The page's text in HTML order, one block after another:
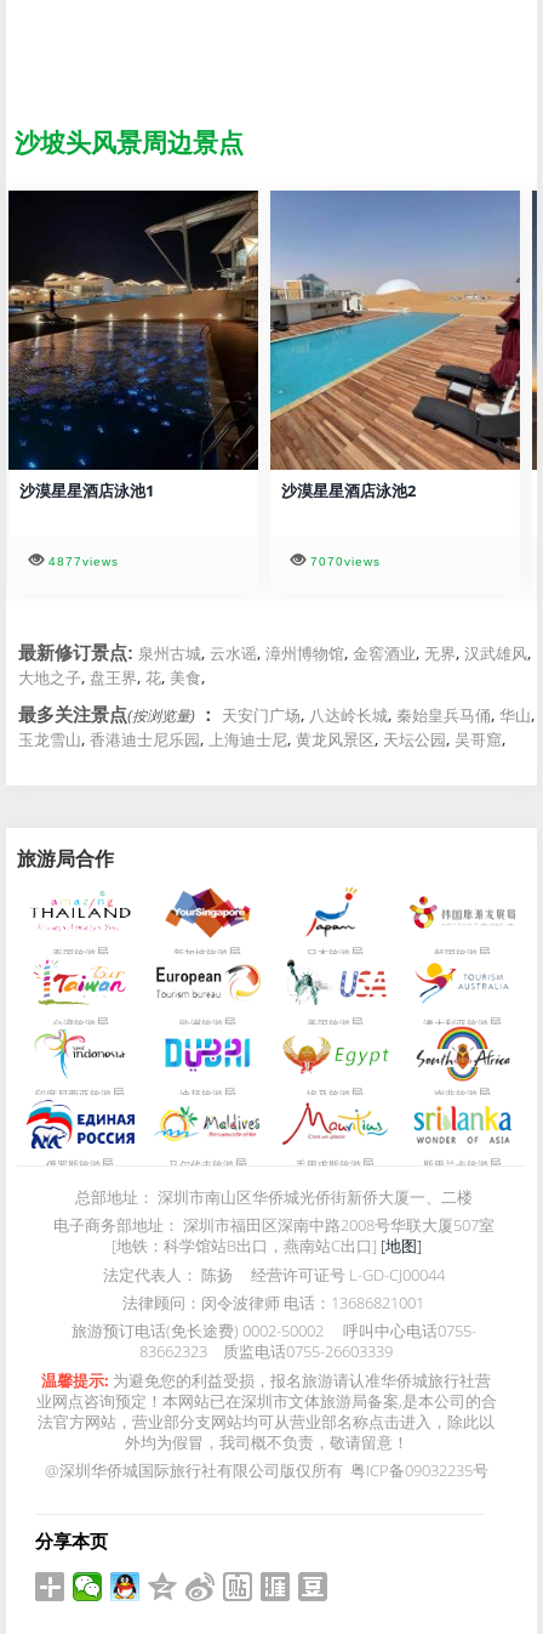
沙坡头风景周边景点
沙漠星星酒店泳池1
4877views
沙漠星星酒店泳池2
7070views
最新修订景点: 泉州古城, 云水谣, 漳州博物馆, 金窖酒业, 无界, 汉武雄风,
大地之子, 盘王界, 花, 美食,
最多关注景点(按浏览量) ： 天安门广场, 八达岭长城, 秦始皇兵马俑, 华山,
玉龙雪山, 香港迪士尼乐园, 上海迪士尼, 黄龙风景区, 天坛公园, 吴哥窟,
旅游局合作
泰国旅游局 新加坡旅游局 日本旅游局 韩国旅游局
台湾旅游局 欧洲旅游局 美国旅游局 澳大利亚旅游局
印度尼西亚旅游局 迪拜旅游局 埃及旅游局 南非旅游局
俄罗斯旅游局 马尔代夫旅游局 毛里求斯旅游局 斯里兰卡旅游局
总部地址： 深圳市南山区华侨城光侨街新侨大厦一、二楼
电子商务部地址： 深圳市福田区深南中路2008号华联大厦507室
[地铁：科学馆站B出口，燕南站C出口] [地图]
法定代表人： 陈扬 经营许可证号 L-GD-CJ00044
法律顾问： 闵令波律师 电话：13686821001
旅游预订电话(免长途费) 0002-50002 呼叫中心电话0755-
83662323
质监电话0755-26603339
温馨提示: 为避免您的利益受损，报名旅游请认准华侨城旅行社营
业网点咨询预定！本网站已在深圳市文体旅游局备案,是本公司的合
法官方网站，营业部分支网站均可从营业部名称点击进入，除此以
外均为假冒，我司概不负责，敬请留意！
@深圳华侨城国际旅行社有限公司版仅所有 粤ICP备09032235号
分享本页